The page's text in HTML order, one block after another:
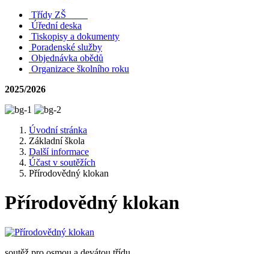
Třídy ZŠ
Úřední deska
Tiskopisy a dokumenty
Poradenské služby
Objednávka obědů
Organizace školního roku
2025/2026
Úvodní stránka
Základní škola
Další informace
Účast v soutěžích
Přírodovědný klokan
Přírodovědný klokan